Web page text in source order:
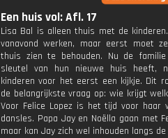
Een huis vol: Afl. 17
Lisa Bal is alleen thuis met de
vanavond werken, maar eerst moet
thuis zien te behouden. Nu de
sleutel van hun nieuwe huis heeft,
kinderen voor het eerst een kijkje. Dit
de belangrijkste vraag op: wie krijgt
Voor Felice Lopez is het tijd voor haar
dansles. Papa Jay en Noëlla gaan met
maar kan Jay zich wel inhouden langs